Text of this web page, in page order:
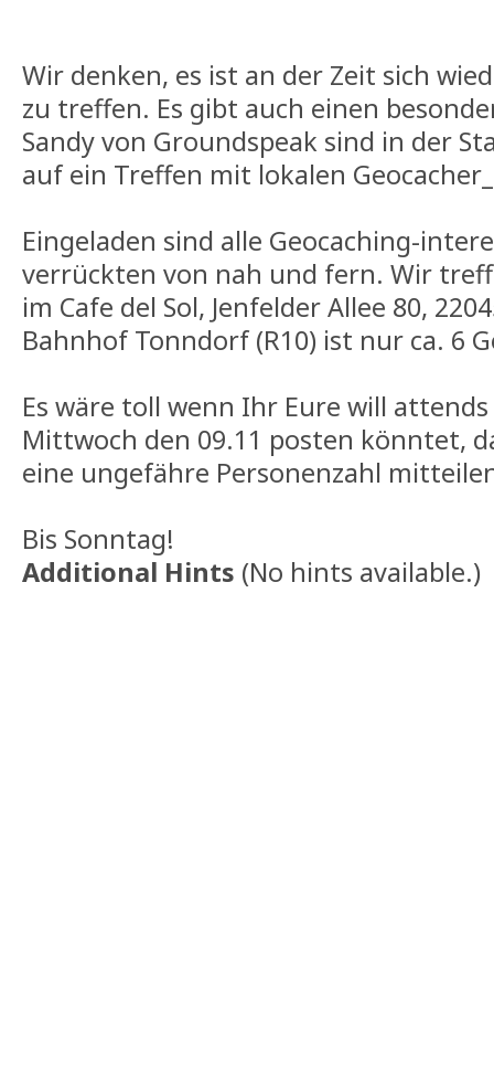
Wir denken, es ist an der Zeit sich
zu treffen. Es gibt auch einen
Sandy von Groundspeak sind in der
auf ein Treffen mit lokalen
Eingeladen sind alle Geocaching-
verrückten von nah und fern. Wir
im Cafe del Sol, Jenfelder Allee 80,
Bahnhof Tonndorf (R10) ist nur ca. 6
Es wäre toll wenn Ihr Eure will
Mittwoch den 09.11 posten könntet,
eine ungefähre Personenzahl
Bis Sonntag!
Additional Hints (No hints available.)